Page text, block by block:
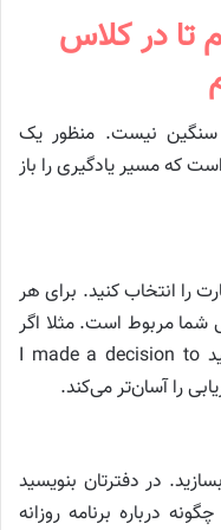
تا در کلاس
سنگین نیست. منظور یک
۱۵ تا ۳۰ دقیقه‌ای است که مسیر یادگیری را باز
۱۰ تا ۱۵ واژه یا عبارت را انتخاب کنید. برای هر
شما مربوط است. مثلا اگر
عبارت make a decision است بنویسید I made a decision to
در دفترتان بنویسید
درباره برنامه روزانه